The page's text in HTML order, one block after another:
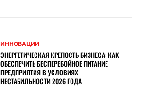
ИННОВАЦИИ
ЭНЕРГЕТИЧЕСКАЯ КРЕПОСТЬ БИЗНЕСА: КАК
ОБЕСПЕЧИТЬ БЕСПЕРЕБОЙНОЕ ПИТАНИЕ
ПРЕДПРИЯТИЯ В УСЛОВИЯХ
НЕСТАБИЛЬНОСТИ 2026 ГОДА